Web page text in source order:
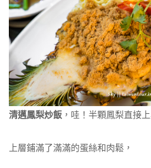
清邁鳳梨炒飯 ，哇！半顆鳳梨直接上
上層鋪滿了滿滿的蛋絲和肉鬆，